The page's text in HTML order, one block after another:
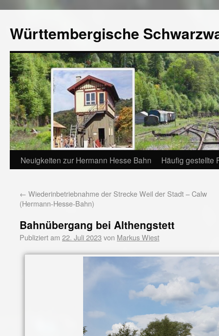
Württembergische
Neuigkeiten zur Hermann Hesse Bahn Häufig gestellte
← Wiederinbetriebnahme der Strecke Weil der Stadt – Calw
(Hermann-Hesse-Bahn)
Bahnübergang bei Althengstett
Publiziert am 22. Juli 2023 von Markus Wiest